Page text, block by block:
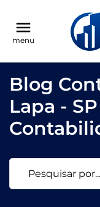
menu
menu
Blog
Lapa -
reply
home
reply
location_on